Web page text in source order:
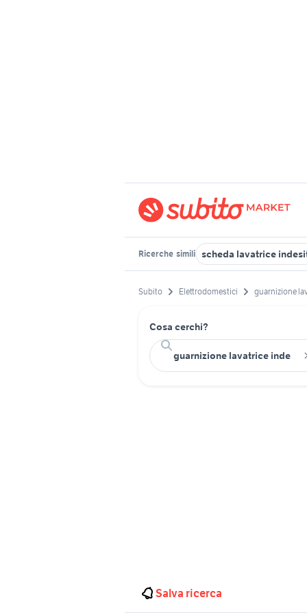
Ricerche simili scheda lavatrice
Subito Elettrodomestici guarnizione
Cosa cerchi?
Salva ricerca